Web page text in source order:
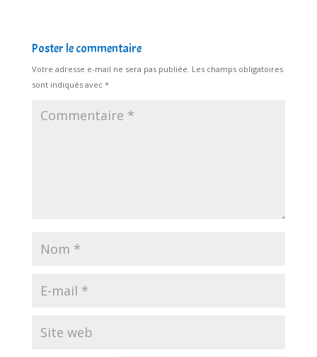
Poster le commentaire
Votre adresse e-mail ne sera pas publiée. Les champs obligatoires
sont indiqués avec *